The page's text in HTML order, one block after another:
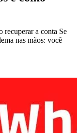
recuperar a conta Se
nas mãos: você